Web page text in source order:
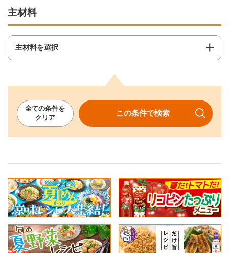
主材料
主材料を選択
全ての条件を
クリア
この条件で検索